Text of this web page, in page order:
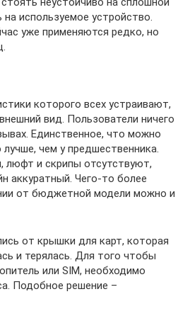
на используемое устройство.
уже применяются редко, но
которого всех устраивают,
вид. Пользователи ничего
Единственное, что можно
чем у предшественника.
люфт и скрипы отсутствуют,
аккуратный. Чего-то более
от бюджетной модели можно и
от крышки для карт, которая
и терялась. Для того чтобы
или SIM, необходимо
Подобное решение –